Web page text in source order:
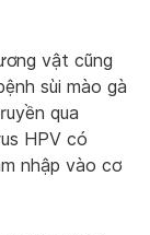
vật cũng
sùi mào gà
qua
HPV có
nhập vào cơ